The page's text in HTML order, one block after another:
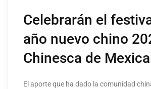
Celebrarán el
año nuevo chino
Chinesca de
El aporte que ha dado la comunidad